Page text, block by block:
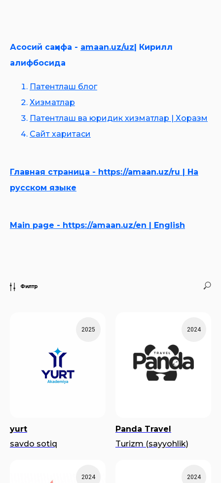
Асосий саҳифа - amaan.uz/uz | Кирилл
алифбосида
Патентлаш блог
Хизматлар
Патентлаш ва юридик хизматлар | Хоразм
Сайт харитаси
Главная страница - https://amaan.uz/ru | На
русском языке
Main page - https://amaan.uz/en | English
Филтр
2025
yurt
savdo sotiq
2024
Panda Travel
Turizm (sayyohlik)
2024 2024